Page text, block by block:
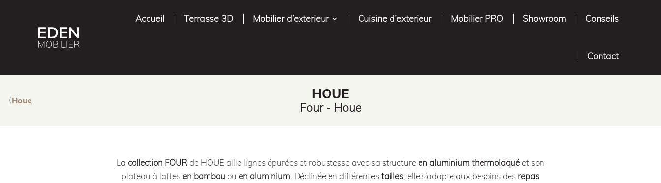
Accueil Terrasse 3D Mobilier d’exterieur Cuisine d’exterieur Mobilier PRO Showroom Conseils
Contact
Houe HOUE
Four - Houe
La collection FOUR de HOUE allie lignes épurées et robustesse avec sa structureen aluminium thermolaquéet son
plateau à lattes en bambou ou en aluminium . Déclinée en différentestailles , elle s’adapte aux besoins des repas